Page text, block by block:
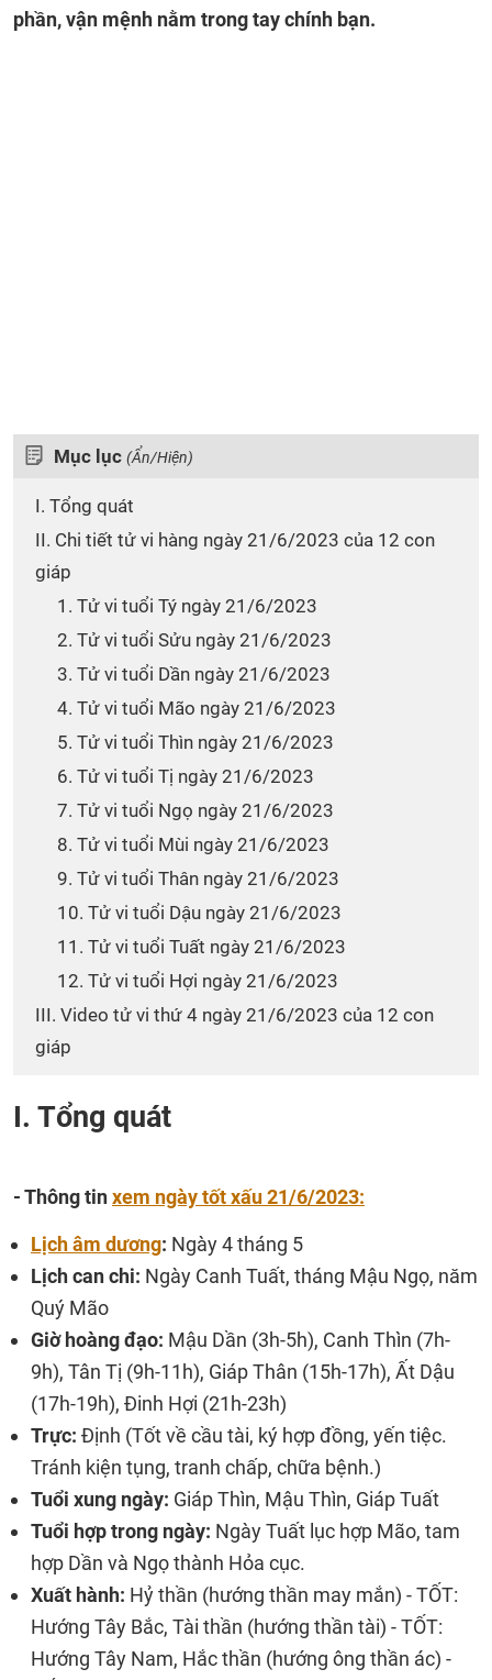
phần, vận mệnh nằm trong tay chính bạn.
Mục lục (Ẩn/Hiện)
I. Tổng quát
II. Chi tiết tử vi hàng ngày 21/6/2023 của 12 con
giáp
1. Tử vi tuổi Tý ngày 21/6/2023
2. Tử vi tuổi Sửu ngày 21/6/2023
3. Tử vi tuổi Dần ngày 21/6/2023
4. Tử vi tuổi Mão ngày 21/6/2023
5. Tử vi tuổi Thìn ngày 21/6/2023
6. Tử vi tuổi Tị ngày 21/6/2023
7. Tử vi tuổi Ngọ ngày 21/6/2023
8. Tử vi tuổi Mùi ngày 21/6/2023
9. Tử vi tuổi Thân ngày 21/6/2023
10. Tử vi tuổi Dậu ngày 21/6/2023
11. Tử vi tuổi Tuất ngày 21/6/2023
12. Tử vi tuổi Hợi ngày 21/6/2023
III. Video tử vi thứ 4 ngày 21/6/2023 của 12 con
giáp
I. Tổng quát
- Thông tinxem ngày tốt xấu 21/6/2023:
Lịch âm dương: Ngày 4 tháng 5
Lịch can chi: Ngày Canh Tuất, tháng Mậu Ngọ, năm
Quý Mão
Giờ hoàng đạo: Mậu Dần (3h-5h), Canh Thìn (7h-
9h), Tân Tị (9h-11h), Giáp Thân (15h-17h), Ất Dậu
(17h-19h), Đinh Hợi (21h-23h)
Trực: Định (Tốt về cầu tài, ký hợp đồng, yến tiệc.
Tránh kiện tụng, tranh chấp, chữa bệnh.)
Tuổi xung ngày: Giáp Thìn, Mậu Thìn, Giáp Tuất
Tuổi hợp trong ngày: Ngày Tuất lục hợp Mão, tam
hợp Dần và Ngọ thành Hỏa cục.
Xuất hành: Hỷ thần (hướng thần may mắn) - TỐT:
Hướng Tây Bắc, Tài thần (hướng thần tài) - TỐT:
Hướng Tây Nam, Hắc thần (hướng ông thần ác) -